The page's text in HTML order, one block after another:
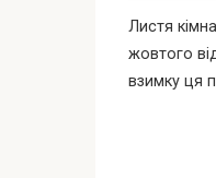
Листя
жовтого
взимку ця